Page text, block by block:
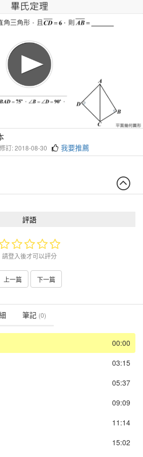
訂: 2018-08-30 我要推薦
評語
請登入後才可以評分
上一篇 下一篇
筆記 (0)
00:00
03:15
05:37
09:09
11:14
15:02